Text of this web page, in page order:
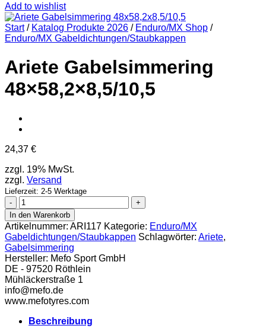
Add to wishlist
Start / Katalog Produkte 2026 / Enduro/MX Shop /
Enduro/MX Gabeldichtungen/Staubkappen
Ariete Gabelsimmering
48×58,2×8,5/10,5
24,37 €
zzgl. 19% MwSt.
zzgl. Versand
Lieferzeit: 2-5 Werktage
Ariete
Gabelsimmering
48x58,2x8,5/10,5
Menge
In den Warenkorb
Artikelnummer: ARI117 Kategorie: Enduro/MX
Gabeldichtungen/Staubkappen Schlagwörter: Ariete,
Gabelsimmering
Hersteller: Mefo Sport GmbH
DE - 97520 Röthlein
Mühläckerstraße 1
info@mefo.de
www.mefotyres.com
Beschreibung